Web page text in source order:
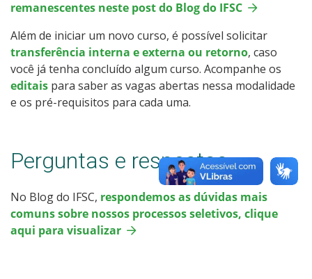
remanescentes neste post do Blog do IFSC
Além de iniciar um novo curso, é possível solicitar
transferência interna e externa ou retorno, caso
você já tenha concluído algum curso. Acompanhe os
editais para saber as vagas abertas nessa modalidade
e os pré-requisitos para cada uma.
Perguntas e respostas
No Blog do IFSC, respondemos as dúvidas mais
comuns sobre nossos processos seletivos, clique
aqui para visualizar